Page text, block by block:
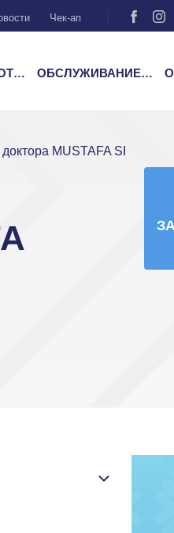
Чек-ап
ОБСЛУЖИВАНИЕ ПАЦИЕНТОВ
MUSTAFA SERDAR